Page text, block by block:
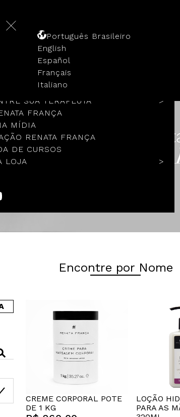
HISTÓRIA
SUA TERAPEUTA
FRANÇA
MÍDIA
RENATA FRANÇA
DE CURSOS
LOJA
Português Brasileiro
English
Español
Français
Italiano
Encontre por Nome
CREME CORPORAL POTE
DE 1 KG
LOÇÃO
PARA AS